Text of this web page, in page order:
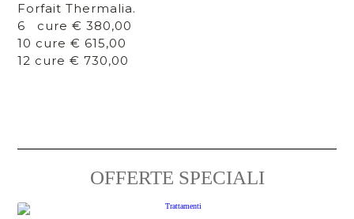
Forfait Thermalia.
6 cure € 380,00
10 cure € 615,00
12 cure € 730,00
OFFERTE SPECIALI